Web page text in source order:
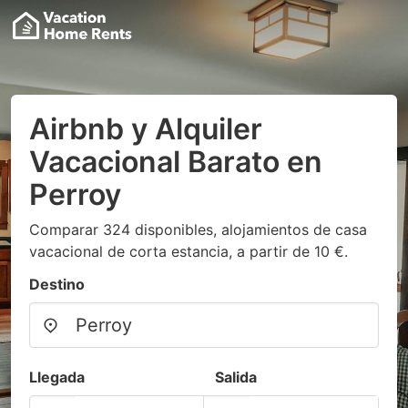
Airbnb y Alquiler
Vacacional Barato en
Perroy
Comparar 324 disponibles, alojamientos de casa
vacacional de corta estancia, a partir de 10 €.
Destino
Llegada Salida